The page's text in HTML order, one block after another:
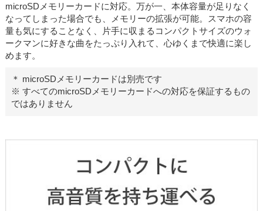
microSDメモリーカードに対応。万が一、本体容量が足りなく
なってしまった場合でも、メモリーの拡張が可能。スマホの容
量も気にすることなく、片手に収まるコンパクトサイズのウォ
ークマンに好きな曲をたっぷり入れて、心ゆくまで快適に楽し
めます。
＊ microSDメモリーカードは別売です
※ すべてのmicroSDメモリーカードへの対応を保証するもの
ではありません